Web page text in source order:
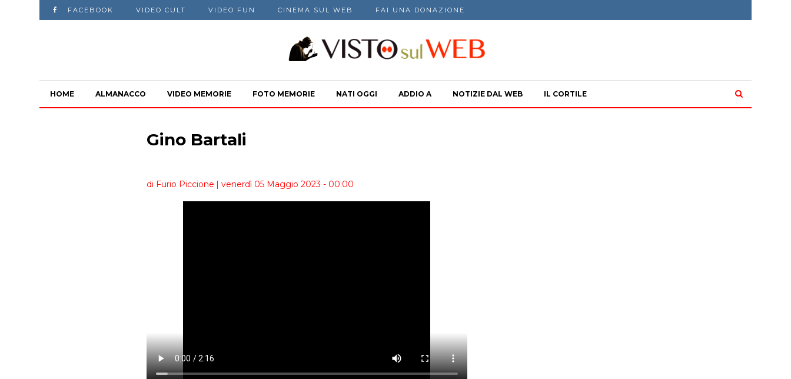
FACEBOOK VIDEO CULT VIDEO FUN CINEMA SUL WEB FAI UNA DONAZIONE
HOME ALMANACCO VIDEO MEMORIE FOTO MEMORIE NATI OGGI ADDIO A NOTIZIE DAL WEB IL CORTILE
Gino Bartali
di Furio Piccione | venerdì 05 Maggio 2023 - 00:00